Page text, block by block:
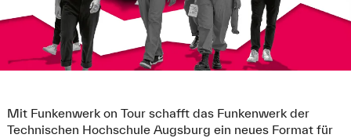
Mit Funkenwerk on Tour schafft das Funkenwerk der
Technischen Hochschule Augsburg ein neues Format für